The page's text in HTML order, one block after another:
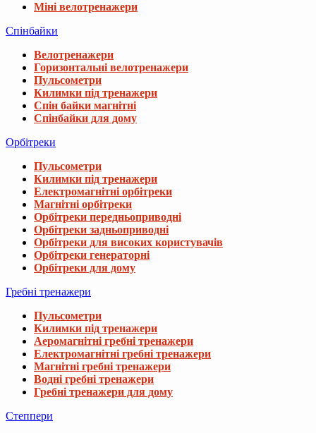
Міні велотренажери
Спінбайки
Велотренажери
Горизонтальні велотренажери
Пульсометри
Килимки під тренажери
Спін байки магнітні
Спінбайки для дому
Орбітреки
Пульсометри
Килимки під тренажери
Електромагнітні орбітреки
Магнітні орбітреки
Орбітреки передньоприводні
Орбітреки задньоприводні
Орбітреки для високих користувачів
Орбітреки генераторні
Орбітреки для дому
Гребні тренажери
Пульсометри
Килимки під тренажери
Аеромагнітні гребні тренажери
Електромагнітні гребні тренажери
Магнітні гребні тренажери
Водні гребні тренажери
Гребні тренажери для дому
Степпери